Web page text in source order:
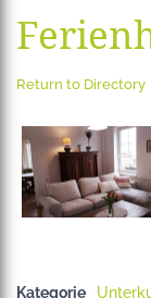
Return to Directory
Kategorie